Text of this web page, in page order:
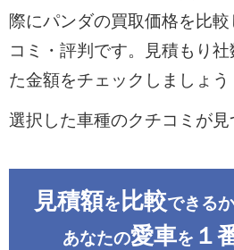
際にパンダの買取価格を比
コミ・評判です。見積もり
た金額をチェックしましょう
選択した車種のクチコミが
見積額を 比較できる
あなたの愛車を １